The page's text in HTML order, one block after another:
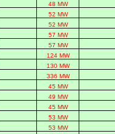
48 MW
52 MW
52 MW
57 MW
57 MW
124 MW
130 MW
336 MW
45 MW
49 MW
45 MW
53 MW
53 MW